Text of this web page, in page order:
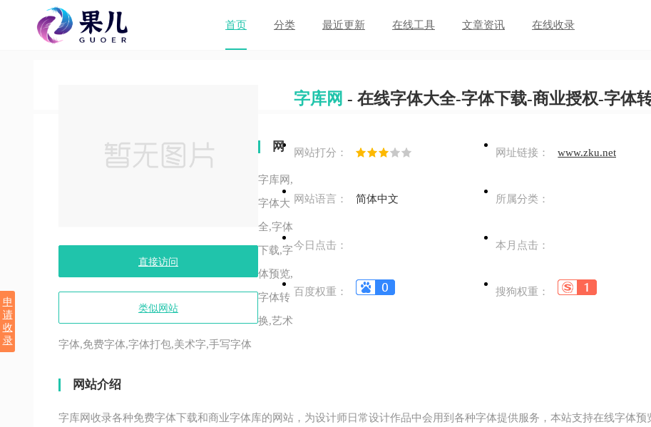
申
请
收
录
首页 分类 最近更新 在线工具 文章资讯 在线收录
直接访问
类似网站
字库网 - 在线字体大全-字体下载-商业授权-字体
网站打分： 网址链接： www.zku.net
网站语言： 简体中文 所属分类：
今日点击： 本月点击：
百度权重： 搜狗权重：
网
站
关
键
字库网,
字体大
全,字体
下载,字
体预览,
字体转
换,艺术
字体,免费字体,字体打包,美术字,手写字体
网站介绍
字库网收录各种免费字体下载和商业字体库的网站，为设计师日常设计作品中会用到各种字体提供服务，本站支持在线字体